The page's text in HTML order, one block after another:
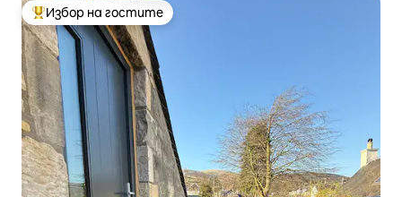
Най-популярен избор на гостите
Избор на гостите